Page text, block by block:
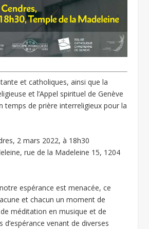
et catholiques, ainsi que la
et l’Appel spirituel de Genève
temps de prière interreligieux pour la
2 mars 2022, à 18h30
rue de la Madeleine 15, 1204
espérance est menacée, ce
et chacun un moment de
méditation en musique et de
d’espérance venant de diverses